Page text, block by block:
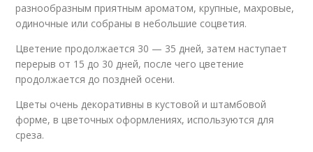
разнообразным приятным ароматом, крупные, махровые,
одиночные или собраны в небольшие соцветия.
Цветение продолжается 30 — 35 дней, затем наступает
перерыв от 15 до 30 дней, после чего цветение
продолжается до поздней осени.
Цветы очень декоративны в кустовой и штамбовой
форме, в цветочных оформлениях, используются для
среза.